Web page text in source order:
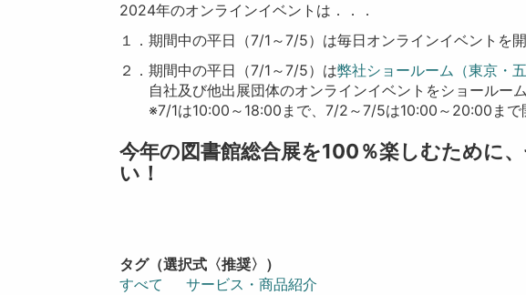
2024年のオンラインイベントは．．．
１．期間中の平日（7/1～7/5）は毎日オンラインイベントを
２．期間中の平日（7/1～7/5）は弊社ショールーム（東京・五
自社及び他出展団体のオンラインイベントをショールーム
※7/1は10:00～18:00まで、7/2～7/5は10:00～20:00まで
今年の図書館総合展を100％楽しむために
い！
タグ（選択式〈推奨〉）
すべて
サービス・商品紹介